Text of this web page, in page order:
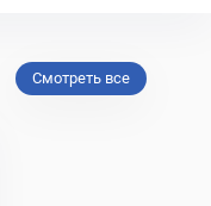
Смотреть все